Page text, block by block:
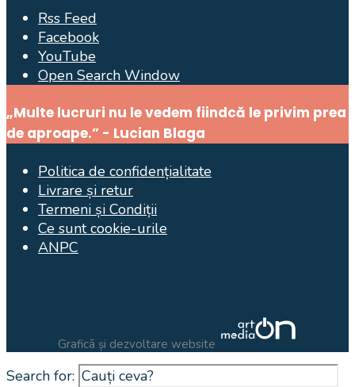
Rss Feed
Facebook
YouTube
Open Search Window
„Multe lucruri nu le vedem fiindcă le privim prea
de aproape.” - Lucian Blaga
Politica de confidențialitate
Livrare și retur
Termeni și Condiții
Ce sunt cookie-urile
ANPC
Graficã și dezvoltare website
Search for: